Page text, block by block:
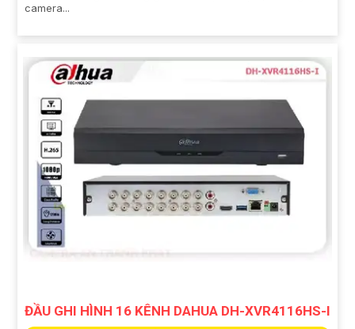
camera...
ĐẦU GHI HÌNH 16 KÊNH DAHUA DH-XVR4116HS-I